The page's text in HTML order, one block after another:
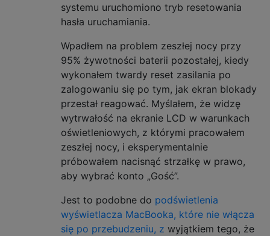
systemu uruchomiono tryb resetowania
hasła uruchamiania.
Wpadłem na problem zeszłej nocy przy
95% żywotności baterii pozostałej, kiedy
wykonałem twardy reset zasilania po
zalogowaniu się po tym, jak ekran blokady
przestał reagować. Myślałem, że widzę
wytrwałość na ekranie LCD w warunkach
oświetleniowych, z którymi pracowałem
zeszłej nocy, i eksperymentalnie
próbowałem nacisnąć strzałkę w prawo,
aby wybrać konto „Gość”.
Jest to podobne do podświetlenia
wyświetlacza MacBooka, które nie włącza
się po przebudzeniu, z wyjątkiem tego, że